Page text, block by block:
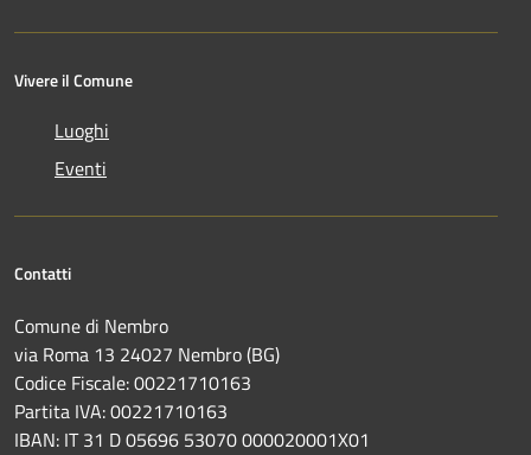
Vivere il Comune
Luoghi
Eventi
Contatti
Comune di Nembro
via Roma 13 24027 Nembro (BG)
Codice Fiscale: 00221710163
Partita IVA: 00221710163
IBAN: IT 31 D 05696 53070 000020001X01